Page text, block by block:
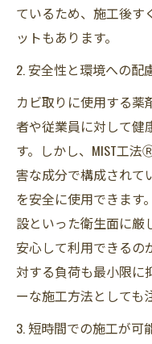
ているため、施工後す
ットもあります。
2. 安全性と環境への配
カビ取りに使用する薬
者や従業員に対して健
す。しかし、MIST工
害な成分で構成されて
を安全に使用できます
設といった衛生面に厳
安心して利用できるの
対する負荷も最小限に
ーな施工方法としても
3. 短時間での施工が可